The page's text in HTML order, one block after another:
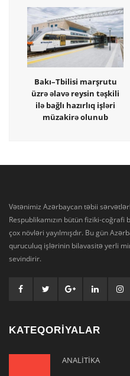
Bakı–Tbilisi marşrutu
üzrə əlavə reysin təşkili
ilə bağlı hazırlıq işləri
müzakirə olunub
Vətənimiz Azərbaycan təbii
Respublikamızın bütün fiziki-
çox növləri yayılmışdır. Bu gün
quruculuq işlərinin bilavasitə yerli
sevindirir.
KATEQORİYALAR
ANALİTİKA